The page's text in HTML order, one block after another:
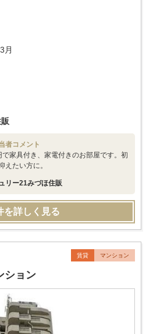
月
者コメント
で家具付き、家電付きのお部屋です。初
えたい方に。
リー21みづほ住販
を詳しく見る
賃貸 マンション
ション